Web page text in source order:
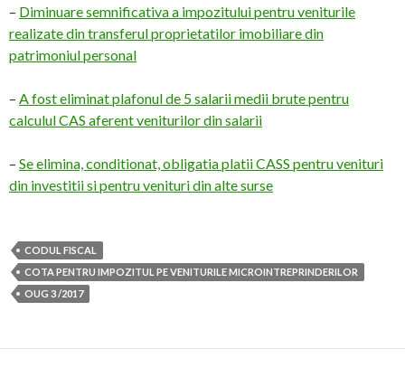
– Diminuare semnificativa a impozitului pentru veniturile
realizate din transferul proprietatilor imobiliare din
patrimoniul personal
– A fost eliminat plafonul de 5 salarii medii brute pentru
calculul CAS aferent veniturilor din salarii
– Se elimina, conditionat, obligatia platii CASS pentru venituri
din investitii si pentru venituri din alte surse
CODUL FISCAL
COTA PENTRU IMPOZITUL PE VENITURILE MICROINTREPRINDERILOR
OUG 3 /2017